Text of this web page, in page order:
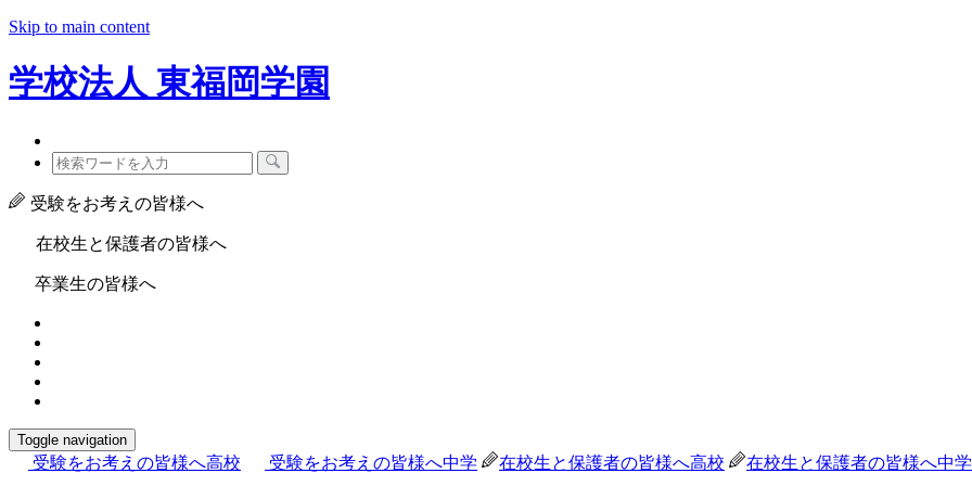
Skip to main content
学校法人 東福岡学園
受験をお考えの皆様へ
在校生と保護者の皆様へ
卒業生の皆様へ
Toggle navigation
受験をお考えの皆様へ高校 受験をお考えの皆様へ中学 在校生と保護者の皆様へ高校 在校生と保護者の皆様へ中学